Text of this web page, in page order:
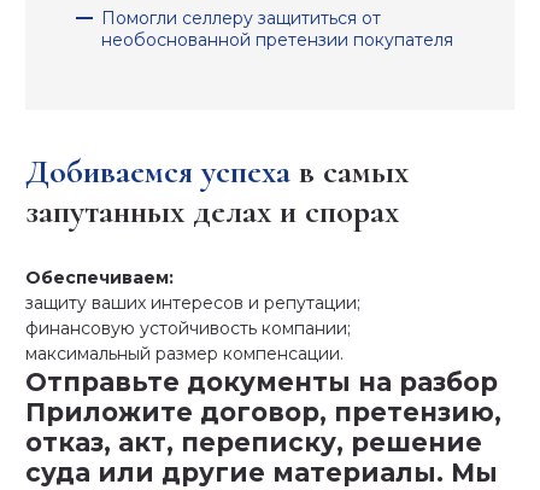
Помогли селлеру защититься от
необоснованной претензии покупателя
Добиваемся успеха в самых
запутанных делах и спорах
Обеспечиваем:
защиту ваших интересов и репутации;
финансовую устойчивость компании;
максимальный размер компенсации.
Отправьте документы на разбор
Приложите договор, претензию,
отказ, акт, переписку, решение
суда или другие материалы. Мы